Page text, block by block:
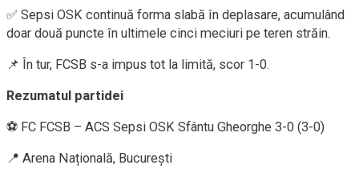
✅ Sepsi OSK continuă forma slabă în deplasare, acumulând
doar două puncte în ultimele cinci meciuri pe teren străin.
📌 În tur, FCSB s-a impus tot la limită, scor 1-0.
Rezumatul partidei
⚽ FC FCSB – ACS Sepsi OSK Sfântu Gheorghe 3-0 (3-0)
📍 Arena Națională, București